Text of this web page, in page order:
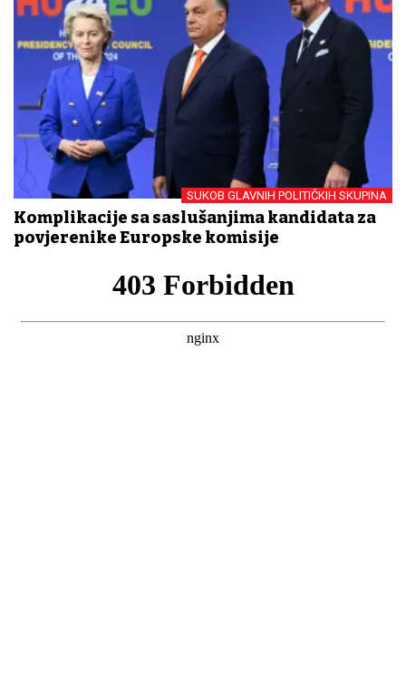
SUKOB GLAVNIH POLITIČKIH SKUPINA
Komplikacije sa saslušanjima kandidata za
povjerenike Europske komisije